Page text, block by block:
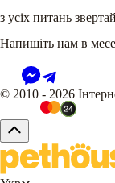
з усіх питань
Напишіть нам в
© 2010 - 2026